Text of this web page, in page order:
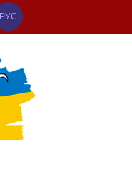
РУС